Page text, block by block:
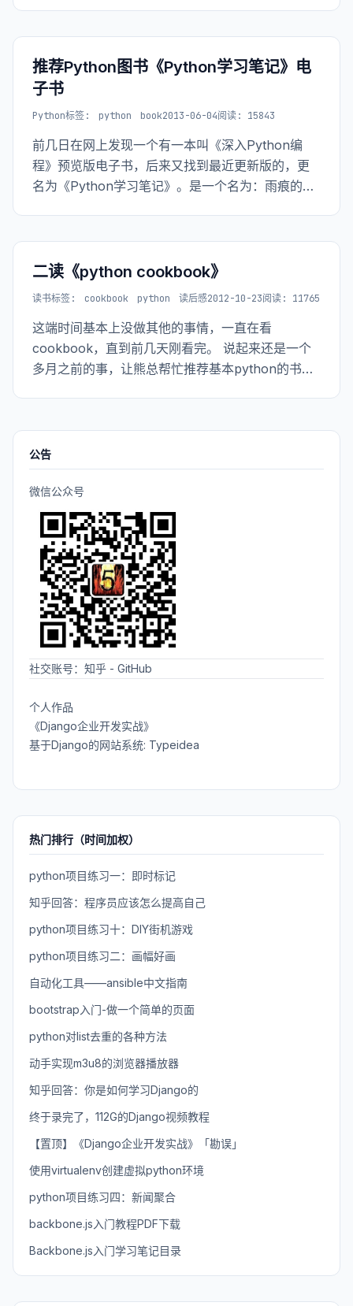
干活还的再学习更多的东西。
推荐Python图书《Python学习笔记》电
子书
Python标签: python book2013-06-04阅读: 15843
前几日在网上发现一个有一本叫《深入Python编
程》预览版电子书，后来又找到最近更新版的，更
名为《Python学习笔记》。是一个名为：雨痕的前
二读《python cookbook》
读书标签: cookbook python 读后感2012-10-23阅读: 11765
这端时间基本上没做其他的事情，一直在看
cookbook，直到前几天刚看完。 说起来还是一个
多月之前的事，让熊总帮忙推荐基本python的书，
大。你懂的
公告
微信公众号
社交账号： 知乎 - GitHub
个人作品
《Django企业开发实战》
基于Django的网站系统: Typeidea
热门排行（时间加权）
python项目练习一：即时标记
知乎回答：程序员应该怎么提高自己
python项目练习十：DIY街机游戏
python项目练习二：画幅好画
自动化工具——ansible中文指南
bootstrap入门-做一个简单的页面
python对list去重的各种方法
动手实现m3u8的浏览器播放器
知乎回答：你是如何学习Django的
终于录完了，112G的Django视频教程
【置顶】《Django企业开发实战》「勘误」
使用virtualenv创建虚拟python环境
python项目练习四：新闻聚合
backbone.js入门教程PDF下载
Backbone.js入门学习笔记目录